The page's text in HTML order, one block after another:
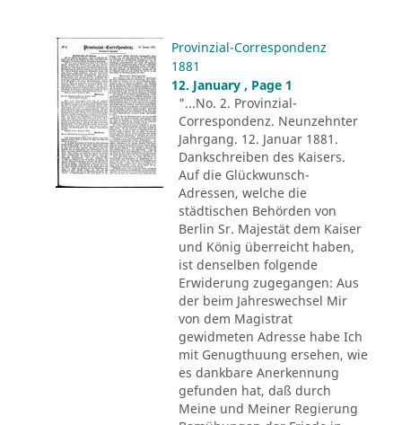
Provinzial-Correspondenz
1881
12. January , Page 1
"...No. 2. Provinzial-
Correspondenz. Neunzehnter
Jahrgang. 12. Januar 1881.
Dankschreiben des Kaisers.
Auf die Glückwunsch-
Adressen, welche die
städtischen Behörden von
Berlin Sr. Majestät dem Kaiser
und König überreicht haben,
ist denselben folgende
Erwiderung zugegangen: Aus
der beim Jahreswechsel Mir
von dem Magistrat
gewidmeten Adresse habe Ich
mit Genugthuung ersehen, wie
es dankbare Anerkennung
gefunden hat, daß durch
Meine und Meiner Regierung